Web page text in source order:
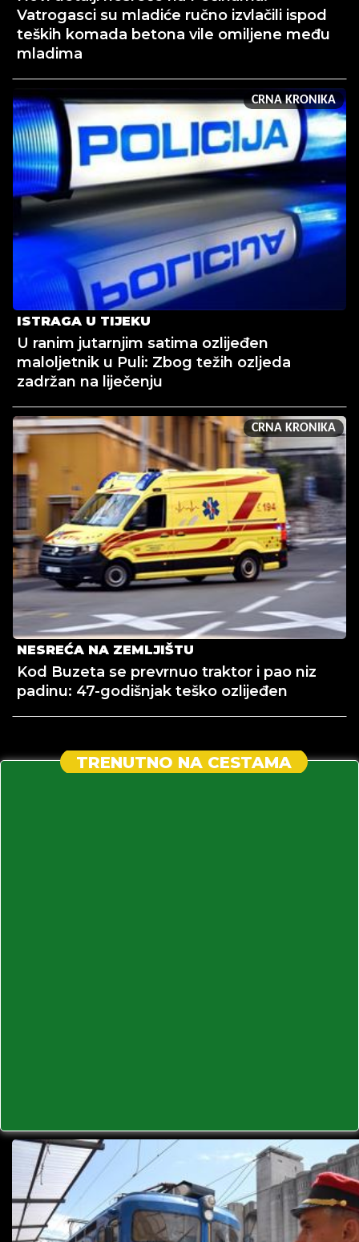
Vatrogasci su mladiće ručno izvlačili ispod
teških komada betona vile omiljene među
mladima
CRNA KRONIKA
ISTRAGA U TIJEKU
U ranim jutarnjim satima ozlijeđen
maloljetnik u Puli: Zbog težih ozljeda
zadržan na liječenju
CRNA KRONIKA
NESREĆA NA ZEMLJIŠTU
Kod Buzeta se prevrnuo traktor i pao niz
padinu: 47-godišnjak teško ozlijeđen
TRENUTNO NA CESTAMA